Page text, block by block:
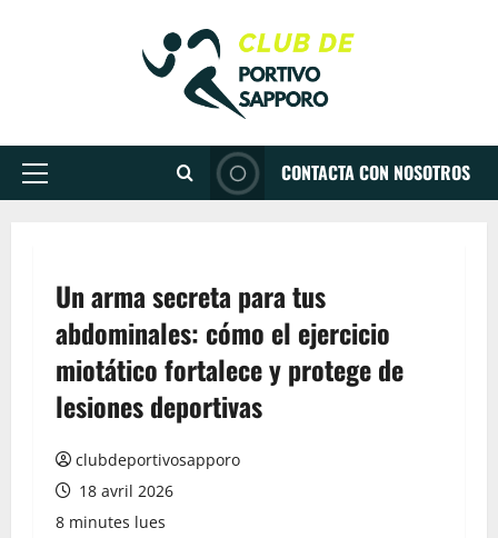
Menu
CONTACTA CON NOSOTROS
Un arma secreta para tus
abdominales: cómo el ejercicio
miotático fortalece y protege de
lesiones deportivas
clubdeportivosapporo
18 avril 2026
8 minutes lues